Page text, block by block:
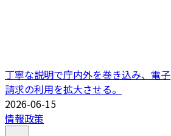
丁寧な説明で庁内外を巻き込み、電子
請求の利用を拡大させる。
2026-06-15
情報政策